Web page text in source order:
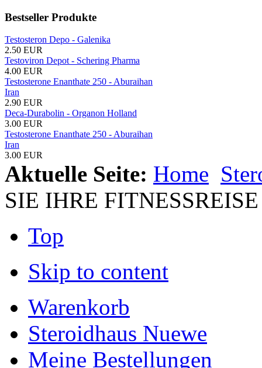
Bestseller Produkte
Testosteron Depo - Galenika
2.50 EUR
Testoviron Depot - Schering Pharma
4.00 EUR
Testosterone Enanthate 250 - Aburaihan
Iran
2.90 EUR
Deca-Durabolin - Organon Holland
3.00 EUR
Testosterone Enanthate 250 - Aburaihan
Iran
3.00 EUR
Aktuelle Seite: Home
SIE IHRE
Top
Skip to content
Warenkorb
Steroidhaus Nuewe
Meine Bestellungen